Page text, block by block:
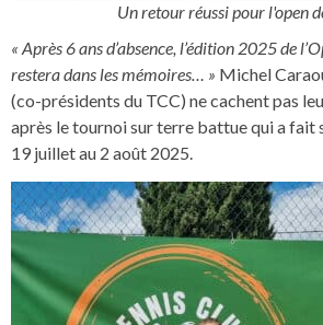
Un retour réussi pour l'open
« Après 6 ans d’absence, l’édition 2025 de
restera dans les mémoires… » Michel
(co-présidents du TCC) ne cachent pas
après le tournoi sur terre battue qui a fait
19 juillet au 2 août 2025.